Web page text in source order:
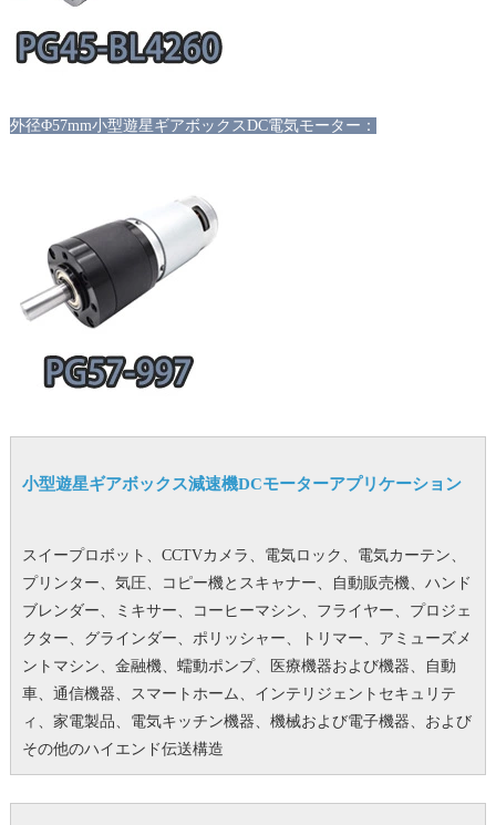
外径Φ57mm小型遊星ギアボックスDC電気モーター：
小型遊星ギアボックス減速機DCモーターアプリケーション
スイープロボット、CCTVカメラ、電気ロック、電気カーテン、
プリンター、気圧、コピー機とスキャナー、自動販売機、ハンド
ブレンダー、ミキサー、コーヒーマシン、フライヤー、プロジェ
クター、グラインダー、ポリッシャー、トリマー、アミューズメ
ントマシン、金融機、蠕動ポンプ、医療機器および機器、自動
車、通信機器、スマートホーム、インテリジェントセキュリテ
ィ、家電製品、電気キッチン機器、機械および電子機器、および
その他のハイエンド伝送構造